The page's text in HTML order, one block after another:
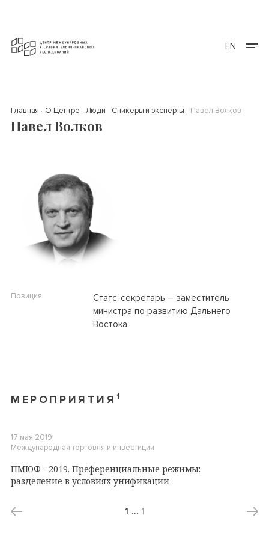
EN
Главная О Центре Люди Спикеры и эксперты Павел Волков
Павел Волков
Позиция
Статс-секретарь – заместитель
министра по развитию Дальнего
Востока
МЕРОПРИЯТИЯ 1
17 мая 2019
Международная торговля и инвестиции
ПМЮФ - 2019. Преференциальные режимы:
разделение в условиях унификации
1 … 1